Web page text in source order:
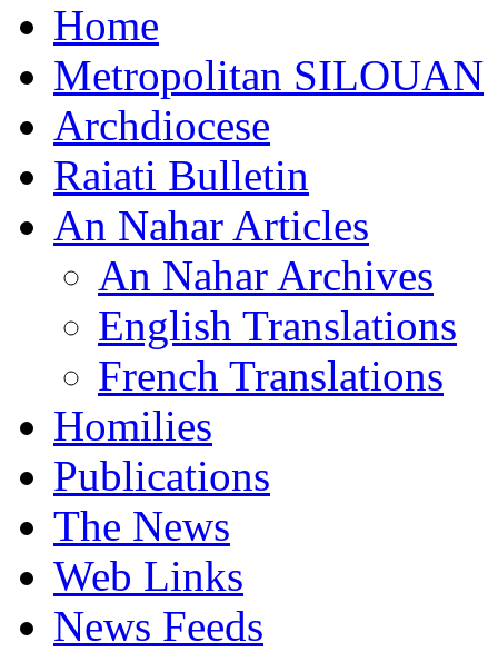
Home
Metropolitan SILOUAN
Archdiocese
Raiati Bulletin
An Nahar Articles
An Nahar Archives
English Translations
French Translations
Homilies
Publications
The News
Web Links
News Feeds